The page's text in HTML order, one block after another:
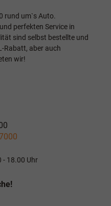
rund um`s Auto.
perfekten Service in
sind selbst bestellte und
Rabatt, aber auch
wir!
- 18.00 Uhr